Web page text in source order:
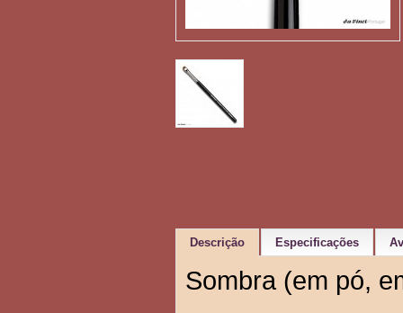
Descrição Especificações
Sombra (em pó,